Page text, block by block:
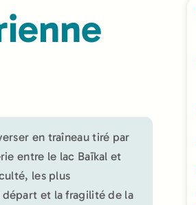
en traîneau tiré par
entre le lac Baïkal et
les plus
départ et la fragilité de la